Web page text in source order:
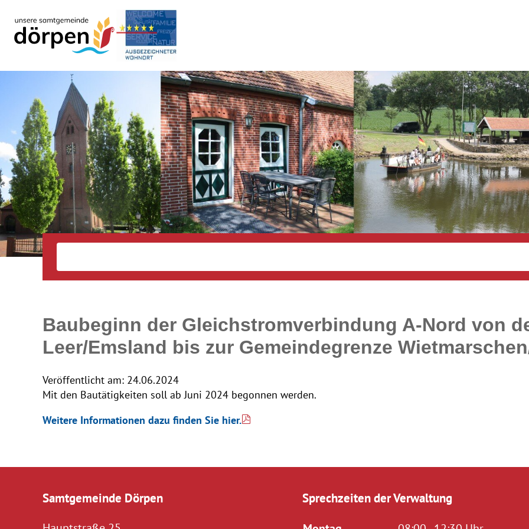
Baubeginn der Gleichstromverbindung A-Nord von
Leer/Emsland bis zur Gemeindegrenze
Veröffentlicht am: 24.06.2024
Mit den Bautätigkeiten soll ab Juni 2024 begonnen werden.
Weitere Informationen dazu finden Sie hier.
Samtgemeinde Dörpen Sprechzeiten der Verwaltung